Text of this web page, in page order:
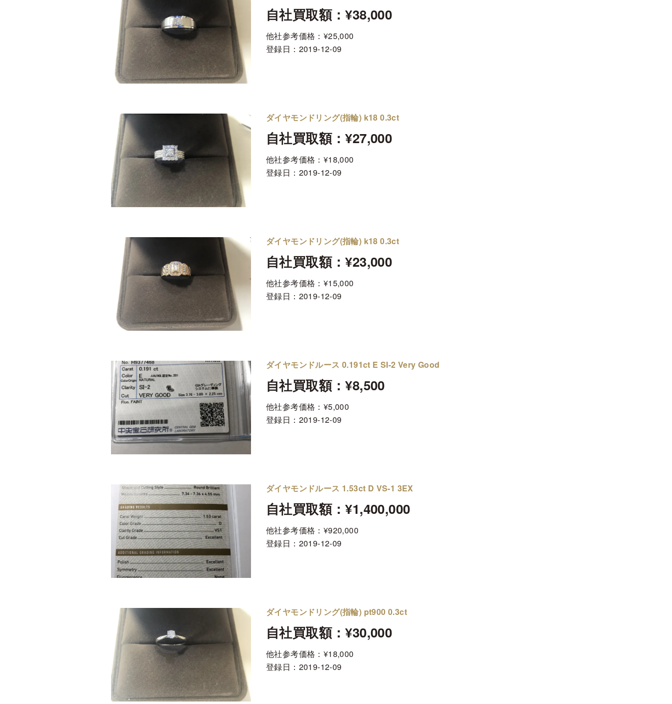
自社買取額：¥38,000
他社参考価格：¥25,000
登録日： 2019-12-09
ダイヤモンドリング(指輪) k18 0.3ct
自社買取額：¥27,000
他社参考価格：¥18,000
登録日： 2019-12-09
ダイヤモンドリング(指輪) k18 0.3ct
自社買取額：¥23,000
他社参考価格：¥15,000
登録日： 2019-12-09
ダイヤモンドルース 0.191ct E SI-2 Very Good
自社買取額：¥8,500
他社参考価格：¥5,000
登録日： 2019-12-09
ダイヤモンドルース 1.53ct D VS-1 3EX
自社買取額：¥1,400,000
他社参考価格：¥920,000
登録日： 2019-12-09
ダイヤモンドリング(指輪) pt900 0.3ct
自社買取額：¥30,000
他社参考価格：¥18,000
登録日： 2019-12-09